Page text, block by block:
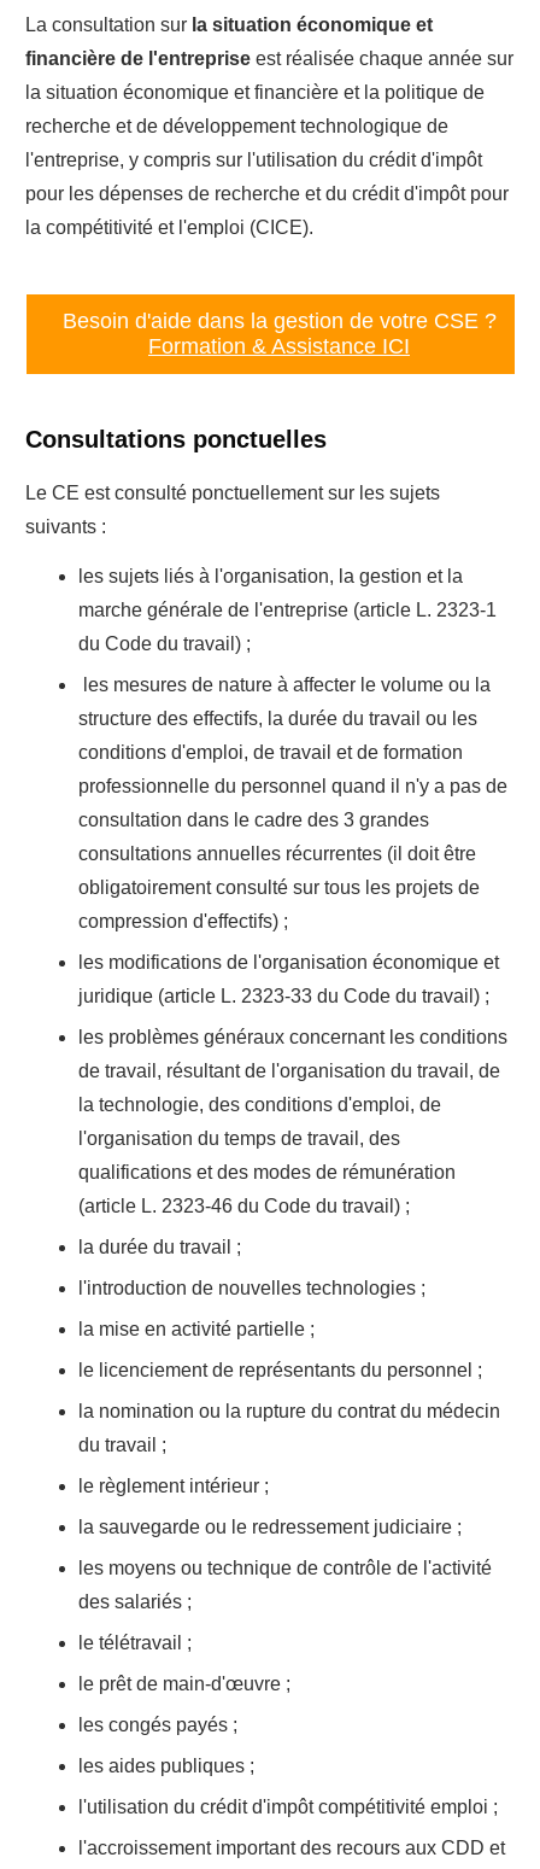
La consultation sur la situation économique et
financière de l'entreprise est réalisée chaque année sur
la situation économique et financière et la politique de
recherche et de développement technologique de
l'entreprise, y compris sur l'utilisation du crédit d'impôt
pour les dépenses de recherche et du crédit d'impôt pour
la compétitivité et l'emploi (CICE).
Besoin d'aide dans la gestion de votre CSE ?
Formation & Assistance ICI
Consultations ponctuelles
Le CE est consulté ponctuellement sur les sujets
suivants :
les sujets liés à l'organisation, la gestion et la
marche générale de l'entreprise (article L. 2323-1
du Code du travail) ;
les mesures de nature à affecter le volume ou la
structure des effectifs, la durée du travail ou les
conditions d'emploi, de travail et de formation
professionnelle du personnel quand il n'y a pas de
consultation dans le cadre des 3 grandes
consultations annuelles récurrentes (il doit être
obligatoirement consulté sur tous les projets de
compression d'effectifs) ;
les modifications de l'organisation économique et
juridique (article L. 2323-33 du Code du travail) ;
les problèmes généraux concernant les conditions
de travail, résultant de l'organisation du travail, de
la technologie, des conditions d'emploi, de
l'organisation du temps de travail, des
qualifications et des modes de rémunération
(article L. 2323-46 du Code du travail) ;
la durée du travail ;
l'introduction de nouvelles technologies ;
la mise en activité partielle ;
le licenciement de représentants du personnel ;
la nomination ou la rupture du contrat du médecin
du travail ;
le règlement intérieur ;
la sauvegarde ou le redressement judiciaire ;
les moyens ou technique de contrôle de l'activité
des salariés ;
le télétravail ;
le prêt de main-d'œuvre ;
les congés payés ;
les aides publiques ;
l'utilisation du crédit d'impôt compétitivité emploi ;
l'accroissement important des recours aux CDD et